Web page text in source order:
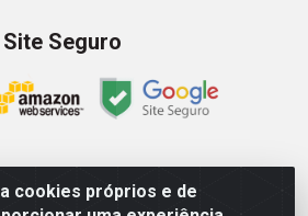
cookies próprios e de
Site Seguro
LTDA - Av. Senador Queiróz, 274